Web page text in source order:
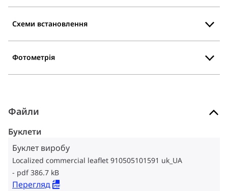
Схеми встановлення
Фотометрія
Файли
Буклети
Буклет виробу
Localized commercial leaflet 910505101591 uk_UA
pdf 386.7 kB
Перегляд